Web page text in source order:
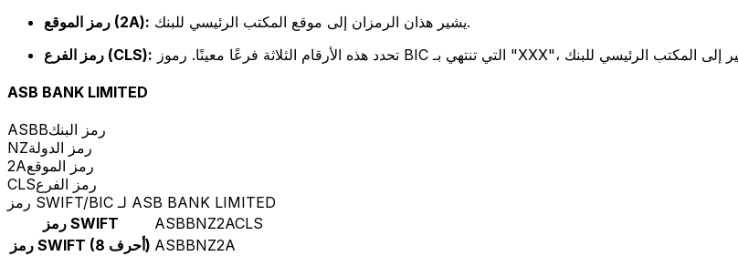
رمز الموقع (2A):
يشير هذان الرمزان إلى موقع المكتب الرئيسي للبنك.
رمز الفرع (CLS):
ASB BANK LIMITED
ASBBرمز البنك
NZرمز الدولة
2Aرمز الموقع
CLSرمز الفرع
رمز SWIFT/BIC لـ ASB BANK LIMITED
رمز SWIFT
ASBBNZ2ACLS
رمز SWIFT (8 أحرف) ASBBNZ2A